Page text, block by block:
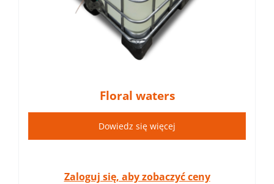
Floral waters
Dowiedz się więcej
Zaloguj się, aby zobaczyć ceny